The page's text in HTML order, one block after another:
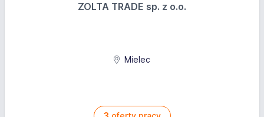
ZOLTA TRADE sp. z o.o.
Mielec